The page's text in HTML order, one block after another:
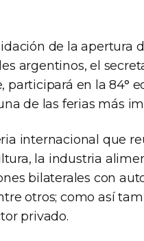
de la apertura
argentinos, el
participará en la 84°
de las ferias más
internacional que
la industria
bilaterales con
otros; como así
privado.